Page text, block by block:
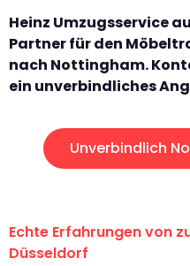
Heinz Umzugsservice
Partner für den
nach Nottingham.
ein unverbindliches
Unverbindlich
Echte Erfahrungen von
Düsseldorf